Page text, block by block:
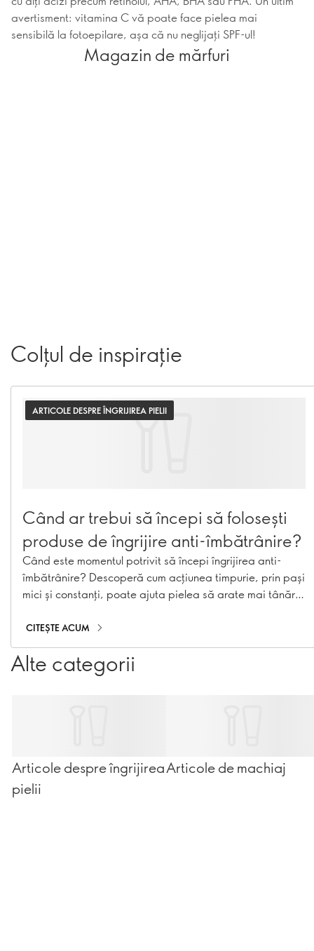
avertisment: vitamina C vă poate face pielea mai
sensibilă la fotoepilare, așa că nu neglijați SPF-ul!
Magazin de mărfuri
Colțul de inspirație
ARTICOLE DESPRE ÎNGRIJIREA PIELII
Când ar trebui să începi să folosești
produse de îngrijire anti-îmbătrânire?
Când este momentul potrivit să începi îngrijirea anti-
îmbătrânire? Descoperă cum acțiunea timpurie, prin pași
mici și constanți, poate ajuta pielea să arate mai tânără
CITEȘTE ACUM
Alte categorii
Articole despre îngrijirea
pielii
Articole de machiaj